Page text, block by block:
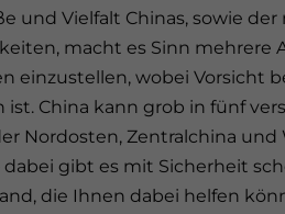
und Vielfalt Chinas, sowie
macht es Sinn
einzustellen, wobei Vorsicht
ist. China kann grob in fünf
Nordosten, Zentralchina
dabei gibt es mit Sicherheit
die Ihnen dabei helfen